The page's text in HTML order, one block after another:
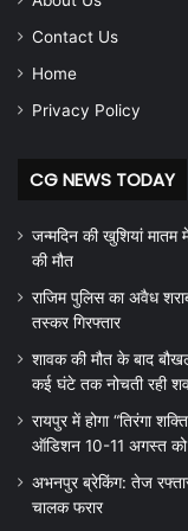
Contact Us
Home
Privacy Policy
CG NEWS TODAY
जन्मदिन की खुशियां मातम
की मौत
राजिम पुलिस का अवैध
तस्कर गिरफ्तार
शावक की मौत के बाद
कई घंटे तक नोचती रही
रायपुर में होगा “तिरंगा
ऑडिशन 10-11 अगस्त को
अभनपुर ब्रेकिंग: तेज
चालक फरार